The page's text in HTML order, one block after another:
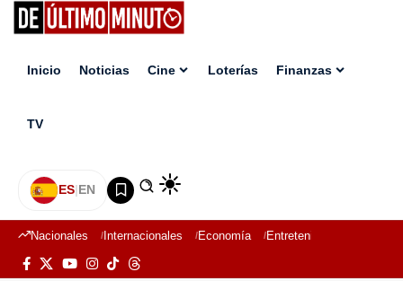
Inicio Noticias Cine Loterías Finanzas
TV
ES|EN
Nacionales Internacionales Economía Entretenimiento